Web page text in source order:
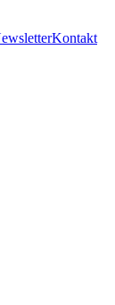
Kontakt